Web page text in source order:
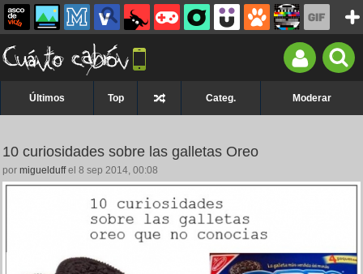
Últimos Top Categ. Moderar
10 curiosidades sobre las galletas Oreo
por miguelduffel 8 sep 2014, 00:08